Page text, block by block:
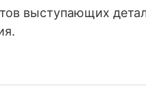
выступающих